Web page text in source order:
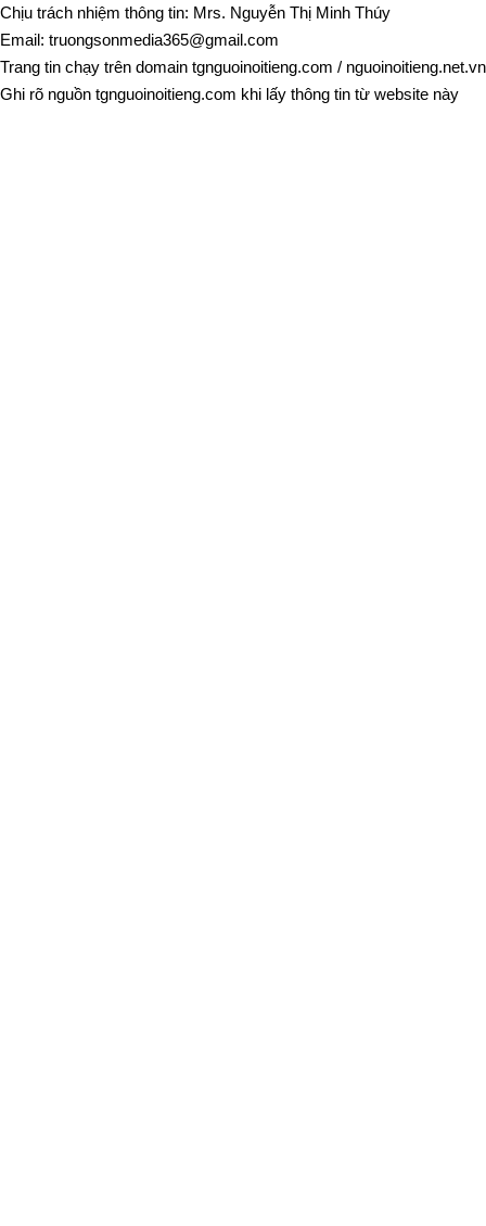
Chịu trách nhiệm thông tin: Mrs. Nguyễn Thị Minh Thúy
Email: truongsonmedia365@gmail.com
Trang tin chạy trên domain tgnguoinoitieng.com / nguoinoitieng.net.vn
Ghi rõ nguồn tgnguoinoitieng.com khi lấy thông tin từ website này